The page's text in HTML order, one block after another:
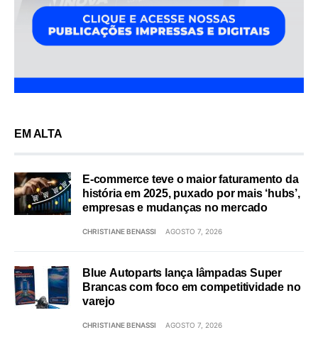
EM ALTA
E-commerce teve o maior faturamento da
história em 2025, puxado por mais ‘hubs’,
empresas e mudanças no mercado
CHRISTIANE BENASSI AGOSTO 7, 2026
Blue Autoparts lança lâmpadas Super
Brancas com foco em competitividade no
varejo
CHRISTIANE BENASSI AGOSTO 7, 2026